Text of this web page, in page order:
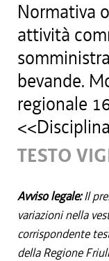
Normativa
attività
bevande.
regionale
TESTO
Avviso legale:Il
variazioni nella
corrispondente
della Regione